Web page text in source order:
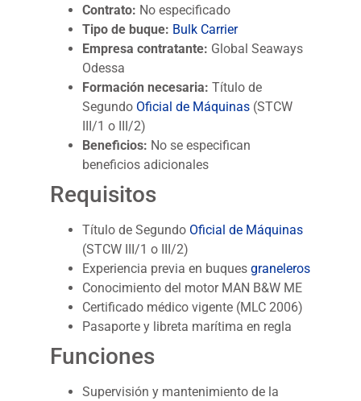
Contrato: No especificado
Tipo de buque: Bulk Carrier
Empresa contratante: Global Seaways
Odessa
Formación necesaria: Título de
Segundo Oficial de Máquinas (STCW
III/1 o III/2)
Beneficios: No se especifican
beneficios adicionales
Requisitos
Título de Segundo Oficial de Máquinas
(STCW III/1 o III/2)
Experiencia previa en buquesgraneleros
Conocimiento del motor MAN B&W ME
Certificado médico vigente (MLC 2006)
Pasaporte y libreta marítima en regla
Funciones
Supervisión y mantenimiento de la